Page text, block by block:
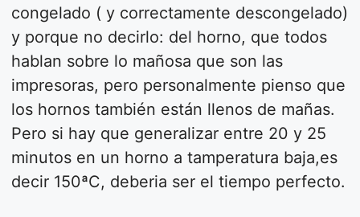
congelado ( y correctamente descongelado)
y porque no decirlo: del horno, que todos
hablan sobre lo mañosa que son las
impresoras, pero personalmente pienso que
los hornos también están llenos de mañas.
Pero si hay que generalizar entre 20 y 25
minutos en un horno a tamperatura baja,es
decir 150ªC, deberia ser el tiempo perfecto.